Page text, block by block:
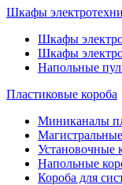
Шкафы
Шкафы
Шкафы
Напольные
Пластиковые короба
Миниканалы
Установочные
Напольные
Короба для